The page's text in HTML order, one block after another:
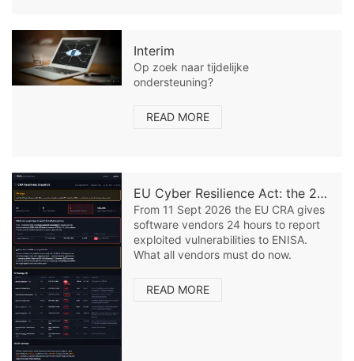
Interim
Op zoek naar tijdelijke
ondersteuning?
READ MORE
EU Cyber Resilience Act: the 24-hour reporting rule for software vendors
From 11 Sept 2026 the EU CRA gives
software vendors 24 hours to report
exploited vulnerabilities to ENISA.
What all vendors must do now.
READ MORE